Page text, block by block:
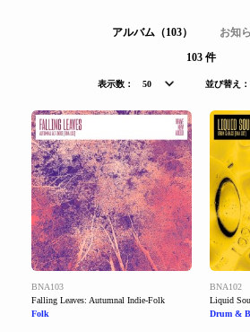
アルバム（103）
お知
103 件
表示数： 50 並び替え：
BNA103
Falling Leaves: Autumnal Indie-Folk
Folk
BNA102
Liquid
Drum &